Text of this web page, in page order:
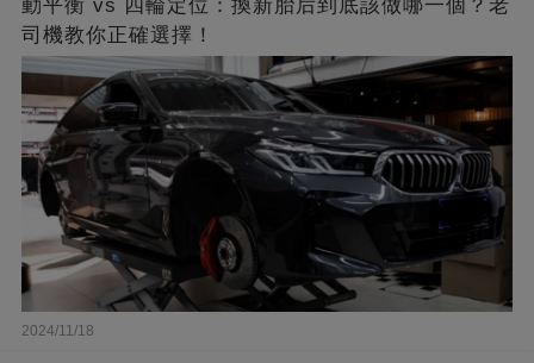
動平衡 vs 四輪定位：換新胎后到底該做哪一個？老
司機教你正確選擇！
2024/11/18